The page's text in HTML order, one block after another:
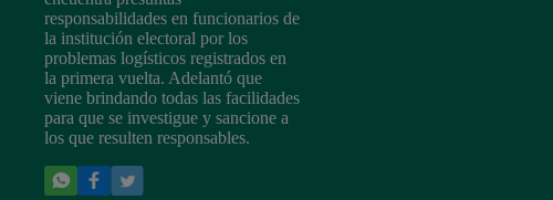
responsabilidades en funcionarios de
la institución electoral por los
problemas logísticos registrados en
la primera vuelta. Adelantó que
viene brindando todas las facilidades
para que se investigue y sancione a
los que resulten responsables.